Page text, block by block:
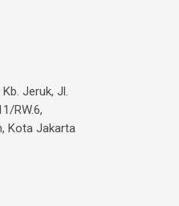
Jeruk, Jl.
RW.6,
Kota Jakarta